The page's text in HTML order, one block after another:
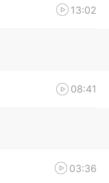
13:02
08:41
03:36